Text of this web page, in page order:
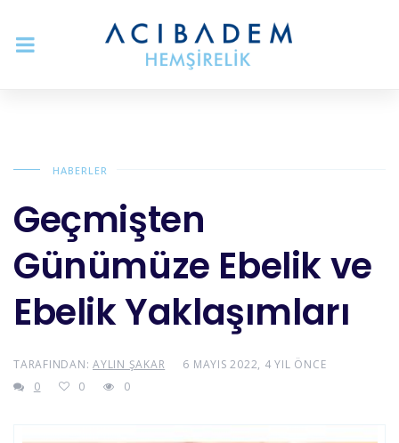
HABERLER
Geçmişten
Günümüze Ebelik ve
Ebelik Yaklaşımları
TARAFINDAN: AYLIN ŞAKAR
6 MAYIS 2022, 4 YIL ÖNCE
0
0 0